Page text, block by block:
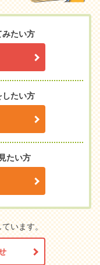
みたい方
したい方
たい方
ています。